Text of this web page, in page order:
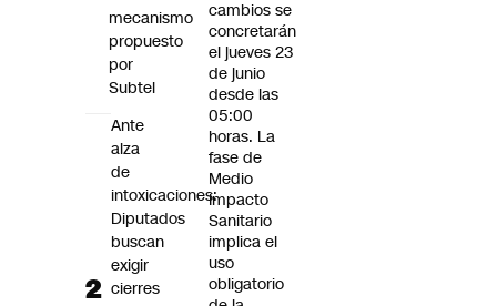
cambios se
concretarán
el jueves 23
de junio
desde las
05:00
horas. La
fase de
Medio
Impacto
Sanitario
implica el
uso
obligatorio
mecanismo
propuesto
por
Subtel
Ante
alza
de
intoxicaciones:
Diputados
buscan
exigir
cierres